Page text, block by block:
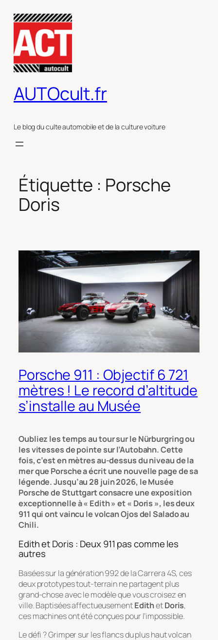
contenu
AUTOcult.fr
Le blog du culte automobile et de la culture voiture
Étiquette : Porsche
Doris
Porsche 911 : Objectif 6 721
mètres ! Le record d’altitude
s’installe au Musée
Oubliez les temps au tour sur le Nürburgring ou
les vitesses de pointe sur l’Autobahn. Cette
fois, c’est en mètres au-dessus du niveau de la
mer que Porsche a écrit une nouvelle page de sa
légende. Jusqu’au 28 juin 2026, le Musée
Porsche de Stuttgart consacre une exposition
exceptionnelle à « Edith » et « Doris », les deux
911 qui ont vaincu le volcan Ojos del Salado au
Chili.
Edith et Doris : Deux 911 pas comme les
autres
Basées sur la génération 992 de la Carrera 4S, ces
deux prototypes tout-terrain ne partagent plus
grand-chose avec le modèle que vous croisez en
ville. Baptisées affectueusementEdithetDoris,
ces machines ont été conçues pour l’impossible.
Le défi ? Grimper sur les flancs du plus haut volcan